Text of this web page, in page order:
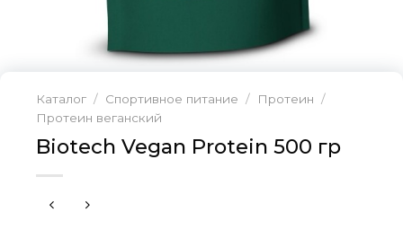
Каталог / Спортивное питание / Протеин /
Протеин веганский
Biotech Vegan Protein 500 гр